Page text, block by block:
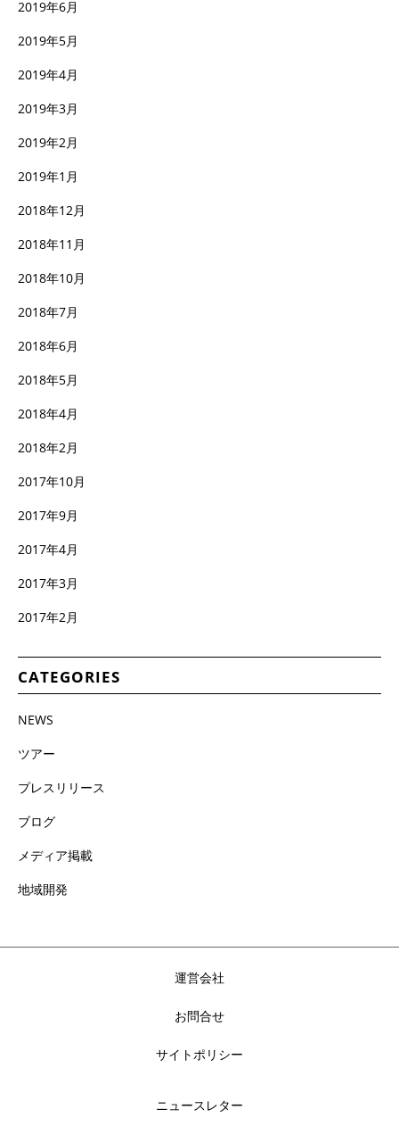
2019年6月
2019年5月
2019年4月
2019年3月
2019年2月
2019年1月
2018年12月
2018年11月
2018年10月
2018年7月
2018年6月
2018年5月
2018年4月
2018年2月
2017年10月
2017年9月
2017年4月
2017年3月
2017年2月
CATEGORIES
NEWS
ツアー
プレスリリース
ブログ
メディア掲載
地域開発
運営会社
お問合せ
サイトポリシー
ニュースレター